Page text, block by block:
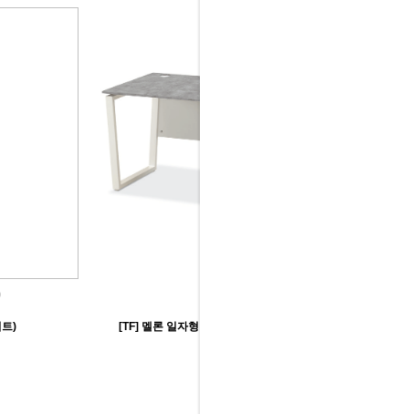
) [TF] 멜론 일자형 책상(D600/D800)(5color)-수입